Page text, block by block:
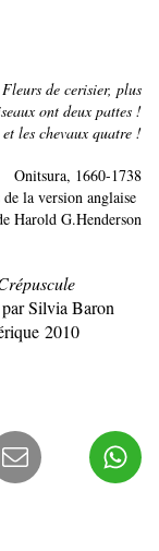
Fleurs de cerisier, plus
ont deux pattes !
les chevaux quatre !
Onitsura, 1660-1738
de la version anglaise
Harold G.Henderson
Silvia Baron
2010